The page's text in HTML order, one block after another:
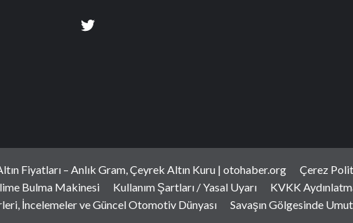
Fiyatları – Anlık Gram, Çeyrek Altın Kuru | otohaber.org Çerez
Bulma Makinesi Kullanım Şartları / Yasal Uyarı KVKK
İncelemeler ve Güncel Otomotiv Dünyası
Savaşın Gölgesinde